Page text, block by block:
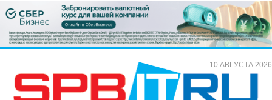
10 АВГУСТА 2026